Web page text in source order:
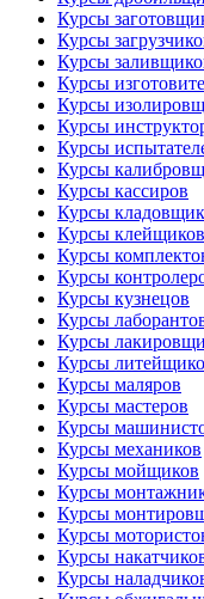
Курсы
Курсы
Курсы
Курсы
Курсы
Курсы
Курсы
Курсы
Курсы кассиров
Курсы
Курсы клейщиков
Курсы
Курсы
Курсы кузнецов
Курсы
Курсы
Курсы
Курсы маляров
Курсы мастеров
Курсы
Курсы механиков
Курсы мойщиков
Курсы
Курсы
Курсы
Курсы
Курсы